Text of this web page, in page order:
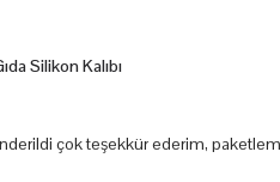
Silikon Kalıbı
çok teşekkür ederim,